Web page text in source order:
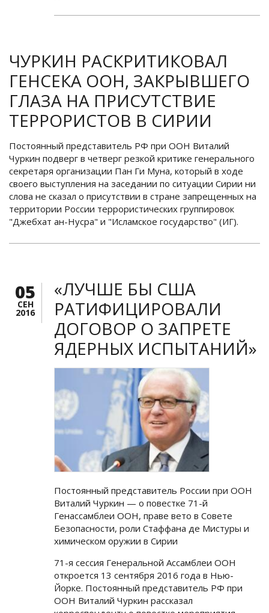
ЧУРКИН РАСКРИТИКОВАЛ
ГЕНСЕКА ООН, ЗАКРЫВШЕГО
ГЛАЗА НА ПРИСУТСТВИЕ
ТЕРРОРИСТОВ В СИРИИ
Постоянный представитель РФ при ООН Виталий
Чуркин подверг в четверг резкой критике генерального
секретаря организации Пан Ги Муна, который в ходе
своего выступления на заседании по ситуации Сирии ни
слова не сказал о присутствии в стране запрещенных на
территории России террористических группировок
"Джебхат ан-Нусра" и "Исламское государство" (ИГ).
05
СЕН
2016
«ЛУЧШЕ БЫ США
РАТИФИЦИРОВАЛИ
ДОГОВОР О ЗАПРЕТЕ
ЯДЕРНЫХ ИСПЫТАНИЙ»
Постоянный представитель России при ООН
Виталий Чуркин — о повестке 71-й
Генассамблеи ООН, праве вето в Совете
Безопасности, роли Стаффана де Мистуры и
химическом оружии в Сирии
71-я сессия Генеральной Ассамблеи ООН
откроется 13 сентября 2016 года в Нью-
Йорке. Постоянный представитель РФ при
ООН Виталий Чуркин рассказал